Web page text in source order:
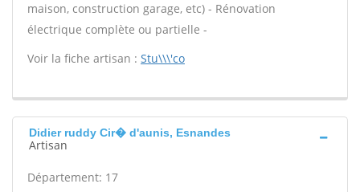
maison, construction garage, etc) - Rénovation
électrique complète ou partielle -
Voir la fiche artisan : Stu\\\'co
Didier ruddy Cir� d'aunis, Esnandes
Artisan
Département: 17